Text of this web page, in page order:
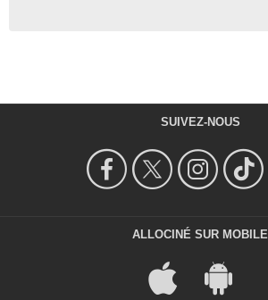
SUIVEZ-NOUS
ALLOCINÉ SUR MOBILE